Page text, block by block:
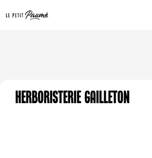
Herboristerie Gailleton